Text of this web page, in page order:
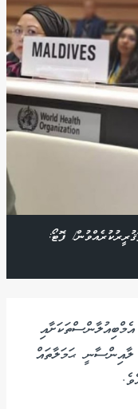
ފޮޓޯ:
ޙަމަލާތައް